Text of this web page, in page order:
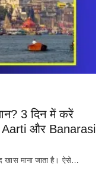
3 दिन में करें
Aarti और Banarasi
खास माना जाता है। ऐसे…